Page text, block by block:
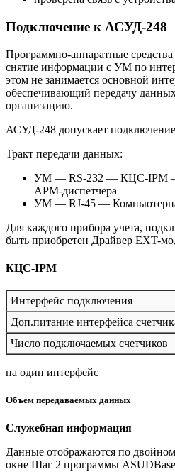
Подключение к АСУД-248
Программно-аппаратные
снятие информации с УМ по
этом не занимается основной
обеспечивающий передачу
организацию.
АСУД-248 допускает
Тракт передачи данных:
УМ — RS-232 — КЦС-IPM —
АРМ-диспетчера
УМ — RJ-45 —
Для каждого прибора учета,
быть приобретен Драйвер EXT-
КЦС-IPM
Интерфейс подключения
Доп.питание интерфейса
Число подключаемых счетчиков
на один интерфейс
Объем передаваемых данных
Служебная информация
Данные отображаются по
окне Шаг 2 программы ASUDBase